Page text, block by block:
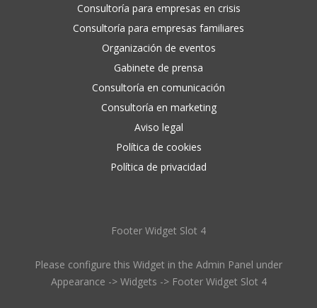
Consultoría para empresas en crisis
Consultoría para empresas familiares
Organización de eventos
Gabinete de prensa
Consultoría en comunicación
Consultoría en marketing
Aviso legal
Política de cookies
Política de privacidad
Footer Widget Slot 4
Please configure this Widget in the Admin Panel under
Appearance -> Widgets -> Footer Widget Slot 4